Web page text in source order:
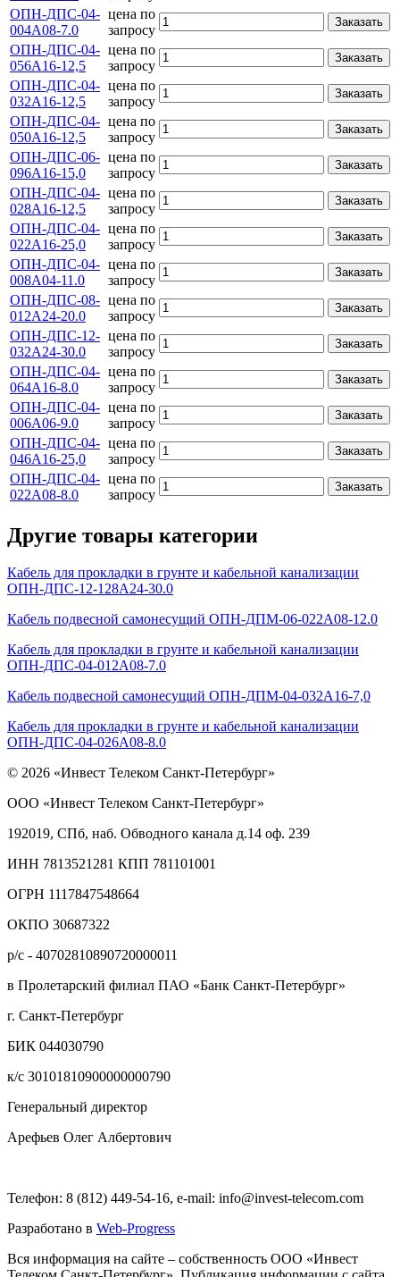
ОПН-ДПС-04-
004А08-7.0
цена по
запросу
Заказать
ОПН-ДПС-04-
056А16-12,5
цена по
запросу
Заказать
ОПН-ДПС-04-
032А16-12,5
цена по
запросу
Заказать
ОПН-ДПС-04-
050А16-12,5
цена по
запросу
Заказать
ОПН-ДПС-06-
096А16-15,0
цена по
запросу
Заказать
ОПН-ДПС-04-
028А16-12,5
цена по
запросу
Заказать
ОПН-ДПС-04-
022А16-25,0
цена по
запросу
Заказать
ОПН-ДПС-04-
008А04-11.0
цена по
запросу
Заказать
ОПН-ДПС-08-
012А24-20.0
цена по
запросу
Заказать
ОПН-ДПС-12-
032А24-30.0
цена по
запросу
Заказать
ОПН-ДПС-04-
064А16-8.0
цена по
запросу
Заказать
ОПН-ДПС-04-
006А06-9.0
цена по
запросу
Заказать
ОПН-ДПС-04-
046А16-25,0
цена по
запросу
Заказать
ОПН-ДПС-04-
022А08-8.0
цена по
запросу
Заказать
Другие товары категории
Кабель для прокладки в грунте и кабельной канализации
ОПН-ДПС-12-128А24-30.0
Кабель подвесной самонесущий ОПН-ДПМ-06-022А08-12.0
Кабель для прокладки в грунте и кабельной канализации
ОПН-ДПС-04-012А08-7.0
Кабель подвесной самонесущий ОПН-ДПМ-04-032А16-7,0
Кабель для прокладки в грунте и кабельной канализации
ОПН-ДПС-04-026А08-8.0
© 2026 «Инвест Телеком Санкт-Петербург»
ООО «Инвест Телеком Санкт-Петербург»
192019, СПб, наб. Обводного канала д.14 оф. 239
ИНН 7813521281 КПП 781101001
ОГРН 1117847548664
ОКПО 30687322
р/с - 40702810890720000011
в Пролетарский филиал ПАО «Банк Санкт-Петербург»
г. Санкт-Петербург
БИК 044030790
к/с 30101810900000000790
Генеральный директор
Арефьев Олег Албертович
Телефон: 8 (812) 449-54-16, e-mail: info@invest-telecom.com
Разработано в Web-Progress
Вся информация на сайте – собственность ООО «Инвест